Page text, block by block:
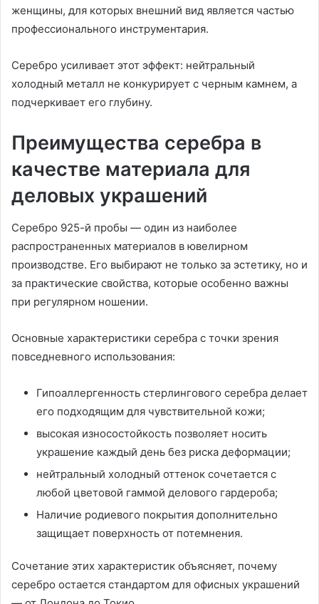
женщины, для которых внешний вид является частью
профессионального инструментария.
Серебро усиливает этот эффект: нейтральный
холодный металл не конкурирует с черным камнем, а
подчеркивает его глубину.
Преимущества серебра в
качестве материала для
деловых украшений
Серебро 925-й пробы — один из наиболее
распространенных материалов в ювелирном
производстве. Его выбирают не только за эстетику, но и
за практические свойства, которые особенно важны
при регулярном ношении.
Основные характеристики серебра с точки зрения
повседневного использования:
Гипоаллергенность стерлингового серебра делает
его подходящим для чувствительной кожи;
высокая износостойкость позволяет носить
украшение каждый день без риска деформации;
нейтральный холодный оттенок сочетается с
любой цветовой гаммой делового гардероба;
Наличие родиевого покрытия дополнительно
защищает поверхность от потемнения.
Сочетание этих характеристик объясняет, почему
серебро остается стандартом для офисных украшений